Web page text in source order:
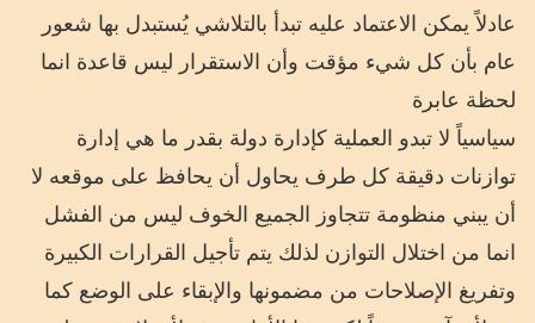
عادلاً يمكن الاعتماد عليه تبدأ بالتلاشي يُستبدل بها شعور
عام بأن كل شيء مؤقت وأن الاستقرار ليس قاعدة انما
لحظة عابرة
سياسياً لا تبدو العملية كإدارة دولة بقدر ما هي إدارة
توازنات دقيقة كل طرف يحاول أن يحافظ على موقعه لا
أن يبني منظومة تتجاوز الجميع الخوف ليس من الفشل
انما من اختلال التوازن لذلك يتم تأجيل القرارات الكبيرة
وتفريغ الإصلاحات من مضمونها والإبقاء على الوضع كما